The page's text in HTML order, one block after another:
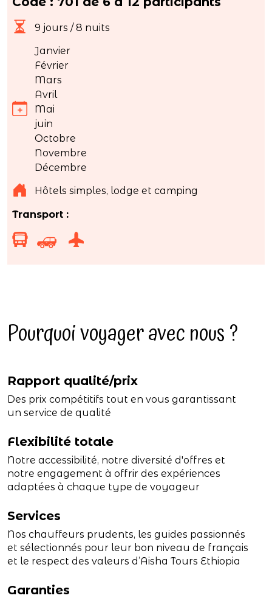
9 jours / 8 nuits
Janvier
Février
Mars
Avril
Mai
juin
Octobre
Novembre
Décembre
Hôtels simples, lodge et camping
Transport :
Pourquoi voyager avec nous ?
Rapport qualité/prix
Des prix compétitifs tout en vous garantissant
un service de qualité
Flexibilité totale
Notre accessibilité, notre diversité d'offres et
notre engagement à offrir des expériences
adaptées à chaque type de voyageur
Services
Nos chauffeurs prudents, les guides passionnés
et sélectionnés pour leur bon niveau de français
et le respect des valeurs d’Aisha Tours Ethiopia
Garanties